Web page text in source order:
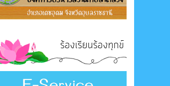
ร้องเรียนร้องทุกข์